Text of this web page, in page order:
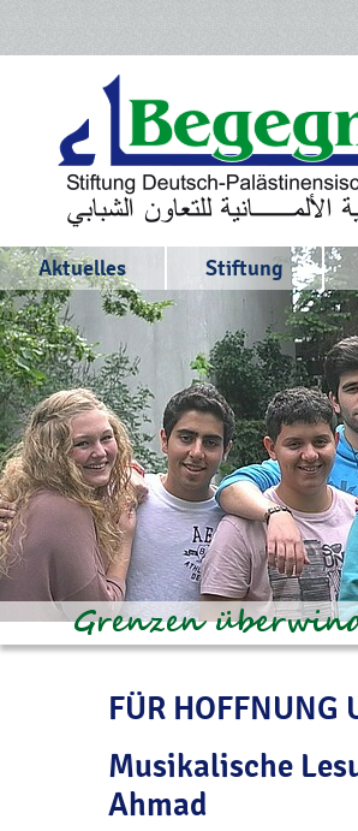
Aktuelles Stiftung
FÜR HOFFNUNG
Musikalische
Ahmad